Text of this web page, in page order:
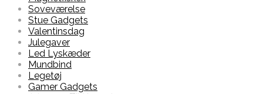
Soveværelse
Stue Gadgets
Valentinsdag
Julegaver
Led Lyskæder
Mundbind
Legetøj
Gamer Gadgets